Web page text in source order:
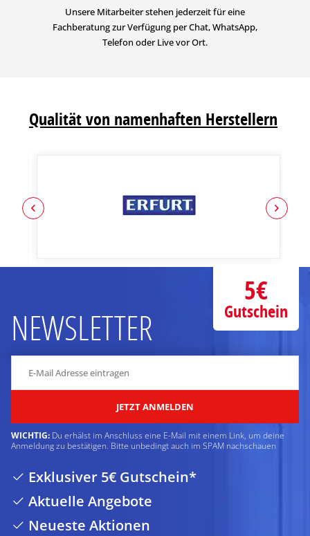
Unsere Mitarbeiter stehen jederzeit für eine
Fachberatung zur Verfügung per Chat, WhatsApp,
Telefon oder Live vor Ort.
Qualität von namenhaften Herstellern
NEWSLETTER
JETZT ANMELDEN
WICHTIG: Du erhälst im Anschluss eine E-Mail mit einem Link, um deine
Anmeldung zu bestätigen. Bitte unbedingt auch im SPAM nachschauen
Exklusiver 5€ Gutschein*
Aktuelle Angebote
Neueste Aktionen
5€
Gutschein